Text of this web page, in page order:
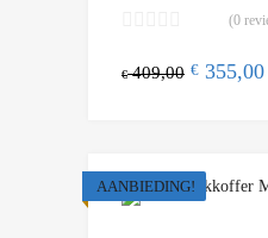
(0
€409,00 € 355,00
AANBIEDING!